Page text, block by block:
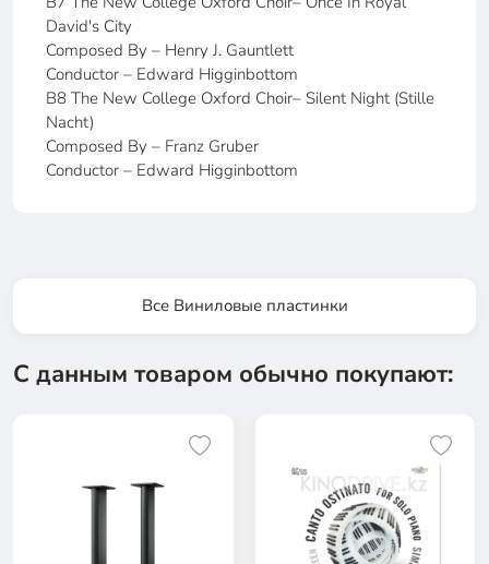
David's City
Composed By – Henry J. Gauntlett
Conductor – Edward Higginbottom
B8 The New College Oxford Choir– Silent Night (Stille
Nacht)
Composed By – Franz Gruber
Conductor – Edward Higginbottom
Все Виниловые пластинки
С данным товаром обычно покупают: